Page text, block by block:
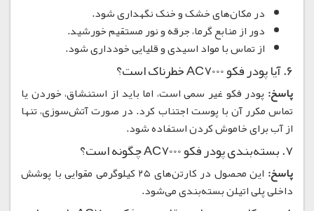
در مکان‌های خشک و خنک نگهداری شود.
دور از منابع گرما، جرقه و نور مستقیم خورشید.
از تماس با مواد اسیدی و قلیایی خودداری شود.
۶. آیا پودر فکو AC7000 خطرناک است؟
پاسخ: پودر فکو غیر سمی است، اما باید از استنشاق، خوردن یا
تماس مکرر آن با پوست اجتناب کرد. در صورت آتش‌سوزی، تنها
از آب برای خاموش کردن استفاده شود.
۷. بسته‌بندی پودر فکو AC7000 چگونه است؟
پاسخ:
این محصول در کارتن‌های ۲۵ کیلوگرمی مقوایی با پوشش
داخلی پلی اتیلن بسته‌بندی می‌شود.